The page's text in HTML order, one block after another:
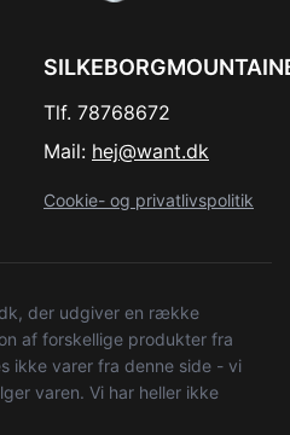
Tlf. 78768672
Mail: hej@want.dk
Cookie- og privatlivspolitik
der udgiver en række
af forskellige produkter fra
ikke varer fra denne side - vi
varen. Vi har heller ikke